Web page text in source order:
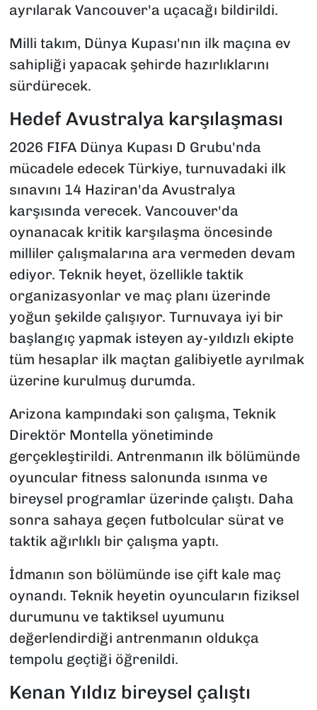
ayrılarak Vancouver'a uçacağı bildirildi.
Milli takım, Dünya Kupası'nın ilk maçına ev
sahipliği yapacak şehirde hazırlıklarını
sürdürecek.
Hedef Avustralya karşılaşması
2026 FIFA Dünya Kupası D Grubu'nda
mücadele edecek Türkiye, turnuvadaki ilk
sınavını 14 Haziran'da Avustralya
karşısında verecek. Vancouver'da
oynanacak kritik karşılaşma öncesinde
milliler çalışmalarına ara vermeden devam
ediyor. Teknik heyet, özellikle taktik
organizasyonlar ve maç planı üzerinde
yoğun şekilde çalışıyor. Turnuvaya iyi bir
başlangıç yapmak isteyen ay-yıldızlı ekipte
tüm hesaplar ilk maçtan galibiyetle ayrılmak
üzerine kurulmuş durumda.
Arizona kampındaki son çalışma, Teknik
Direktör Montella yönetiminde
gerçekleştirildi. Antrenmanın ilk bölümünde
oyuncular fitness salonunda ısınma ve
bireysel programlar üzerinde çalıştı. Daha
sonra sahaya geçen futbolcular sürat ve
taktik ağırlıklı bir çalışma yaptı.
İdmanın son bölümünde ise çift kale maç
oynandı. Teknik heyetin oyuncuların fiziksel
durumunu ve taktiksel uyumunu
değerlendirdiği antrenmanın oldukça
tempolu geçtiği öğrenildi.
Kenan Yıldız bireysel çalıştı